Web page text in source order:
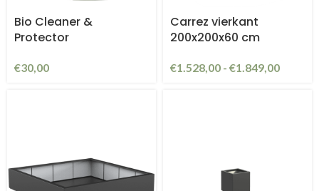
Bio Cleaner &
Protector
€30,00
Carrez vierkant
200x200x60 cm
€1.528,00 - €1.849,00